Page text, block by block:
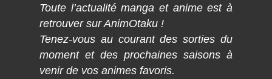
Toute l’actualité manga et anime est à
retrouver sur AnimOtaku !
Tenez-vous au courant des sorties du
moment et des prochaines saisons à
venir de vos animes favoris.